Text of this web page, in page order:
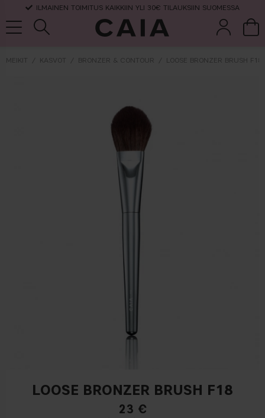
ILMAINEN TOIMITUS KAIKKIIN YLI 30€ TILAUKSIIN SUOMESSA
MEIKIT KASVOT BRONZER & CONTOUR LOOSE BRONZER BRUSH F18
LOOSE BRONZER BRUSH F18
23 €